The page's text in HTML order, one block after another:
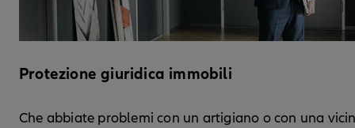
Protezione giuridica immobili
Che abbiate problemi con un artigiano o con una